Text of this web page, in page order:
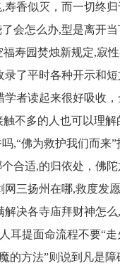
香似灭，而一切终
会怎么办,型是离开
寿园焚烛新规定,寂性
了平时各种开示和
者读起来很好吸收
不多的人也可以理
,“佛为救护我们而来
合适,的归依处，佛
三扬州在哪,救度发
决各寺庙拜财神怎么,
耳提面命流程不要“
的方法”则说到凡是